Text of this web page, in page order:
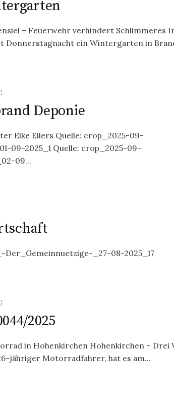
– Feuerwehr verhindert Schlimmeres
Donnerstagnacht ein Wintergarten in
Deponie
Eike Eilers Quelle: crop_2025-09-
09-2025_1 Quelle: crop_2025-09-
09...
_27-08-2025_17
2025
in Hohenkirchen Hohenkirchen – Drei
jähriger Motorradfahrer, hat es am...